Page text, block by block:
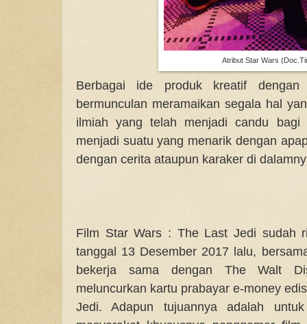
Atribut Star Wars
Berbagai ide produk kreatif
bermunculan meramaikan segala hal
ilmiah yang telah menjadi candu bagi
menjadi suatu yang menarik dengan
dengan cerita ataupun karaker di
Film Star Wars : The Last Jedi sudah
tanggal 13 Desember 2017 lalu,
bekerja sama dengan The Walt
meluncurkan kartu prabayar e-money
Jedi. Adapun tujuannya adalah